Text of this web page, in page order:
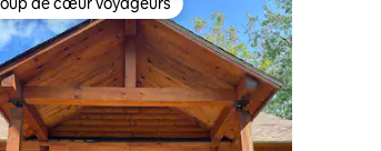
de cœur voyageurs